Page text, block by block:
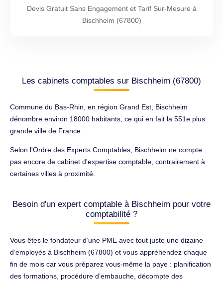
Devis Gratuit Sans Engagement et Tarif Sur-Mesure à
Bischheim (67800)
Les cabinets comptables sur Bischheim (67800)
Commune du Bas-Rhin, en région Grand Est, Bischheim
dénombre environ 18000 habitants, ce qui en fait la 551e plus
grande ville de France.
Selon l'Ordre des Experts Comptables, Bischheim ne compte
pas encore de cabinet d'expertise comptable, contrairement à
certaines villes à proximité.
Besoin d'un expert comptable à Bischheim pour votre
comptabilité ?
Vous êtes le fondateur d’une PME avec tout juste une dizaine
d’employés à Bischheim (67800) et vous appréhendez chaque
fin de mois car vous préparez vous-même la paye : planification
des formations, procédure d’embauche, décompte des